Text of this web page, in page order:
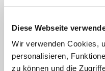
Diese Webseite
Wir verwenden Cookies,
personalisieren,
zu können und die
Hendricks-
sich durch fachkundige
aus. Die Expertise des